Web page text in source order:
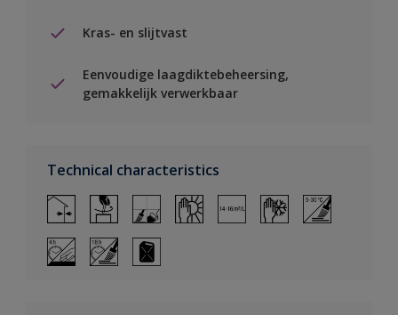
Kras- en slijtvast
Eenvoudige laagdiktebeheersing,
gemakkelijk verwerkbaar
Technical characteristics